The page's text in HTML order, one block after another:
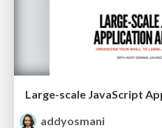
Large-scale JavaScript
addyosmani